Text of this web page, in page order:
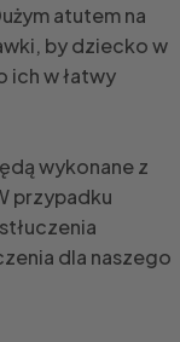
atutem na
by dziecko w
ich w łatwy
wykonane z
przypadku
dla naszego